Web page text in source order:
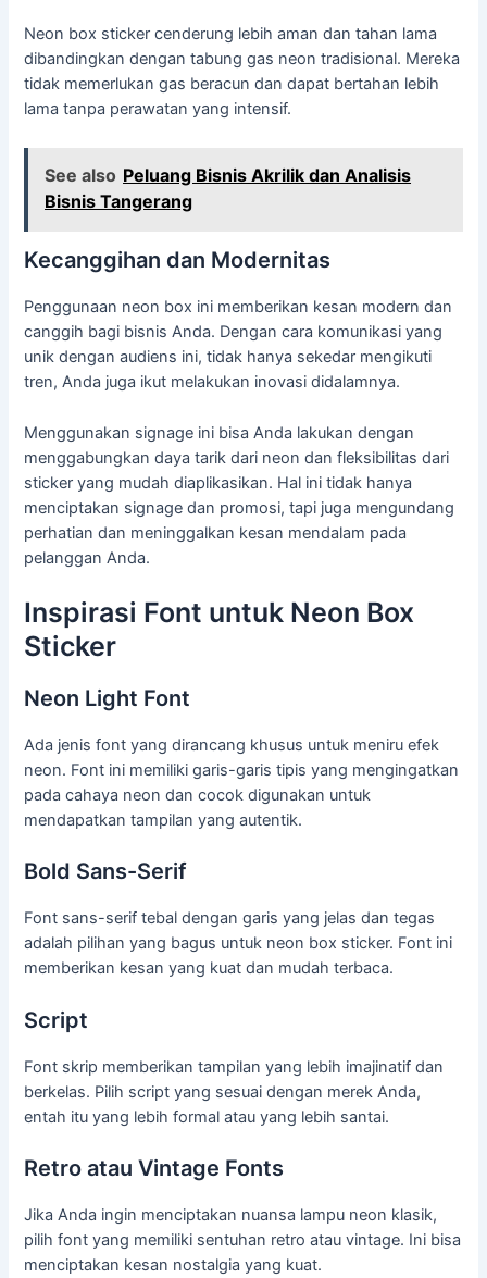
Neon box sticker cenderung lebih aman dan tahan lama
dibandingkan dengan tabung gas neon tradisional. Mereka
tidak memerlukan gas beracun dan dapat bertahan lebih
lama tanpa perawatan yang intensif.
See also Peluang Bisnis Akrilik dan Analisis
Bisnis Tangerang
Kecanggihan dan Modernitas
Penggunaan neon box ini memberikan kesan modern dan
canggih bagi bisnis Anda. Dengan cara komunikasi yang
unik dengan audiens ini, tidak hanya sekedar mengikuti
tren, Anda juga ikut melakukan inovasi didalamnya.
Menggunakan signage ini bisa Anda lakukan dengan
menggabungkan daya tarik dari neon dan fleksibilitas dari
sticker yang mudah diaplikasikan. Hal ini tidak hanya
menciptakan signage dan promosi, tapi juga mengundang
perhatian dan meninggalkan kesan mendalam pada
pelanggan Anda.
Inspirasi Font untuk Neon Box
Sticker
Neon Light Font
Ada jenis font yang dirancang khusus untuk meniru efek
neon. Font ini memiliki garis-garis tipis yang mengingatkan
pada cahaya neon dan cocok digunakan untuk
mendapatkan tampilan yang autentik.
Bold Sans-Serif
Font sans-serif tebal dengan garis yang jelas dan tegas
adalah pilihan yang bagus untuk neon box sticker. Font ini
memberikan kesan yang kuat dan mudah terbaca.
Script
Font skrip memberikan tampilan yang lebih imajinatif dan
berkelas. Pilih script yang sesuai dengan merek Anda,
entah itu yang lebih formal atau yang lebih santai.
Retro atau Vintage Fonts
Jika Anda ingin menciptakan nuansa lampu neon klasik,
pilih font yang memiliki sentuhan retro atau vintage. Ini bisa
menciptakan kesan nostalgia yang kuat.